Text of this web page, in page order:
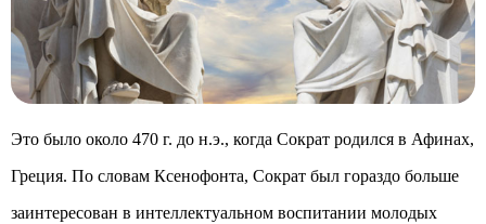
Это было около 470 г. до н.э., когда Сократ родился в Афинах,
Греция. По словам Ксенофонта, Сократ был гораздо больше
заинтересован в интеллектуальном воспитании молодых